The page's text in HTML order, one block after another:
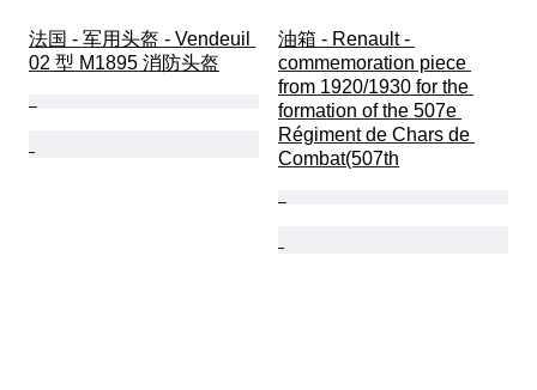
法国 - 军用头盔 - Vendeuil
02 型 M1895 消防头盔
油箱 - Renault -
commemoration piece
from 1920/1930 for the
formation of the 507e
Régiment de Chars de
Combat(507th